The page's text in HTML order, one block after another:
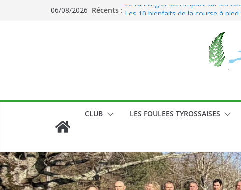
06/08/2026 Récents : Le running et son impact sur les
CLUB LES FOULEES TYROSSAISES